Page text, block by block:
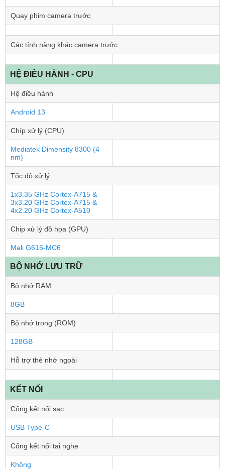
Quay phim camera trước
Các tính năng khác camera trước
HỆ ĐIỀU HÀNH - CPU
Hệ điều hành
Android 13
Chíp xử lý (CPU)
Mediatek Dimensity 8300 (4
nm)
Tốc độ xử lý
1x3.35 GHz Cortex-A715 &
3x3.20 GHz Cortex-A715 &
4x2.20 GHz Cortex-A510
Chip xử lý đồ họa (GPU)
Mali G615-MC6
BỘ NHỚ LƯU TRỮ
Bộ nhớ RAM
8GB
Bộ nhớ trong (ROM)
128GB
Hỗ trợ thẻ nhớ ngoài
KẾT NỐI
Cổng kết nối sạc
USB Type-C
Cổng kết nối tai nghe
Không